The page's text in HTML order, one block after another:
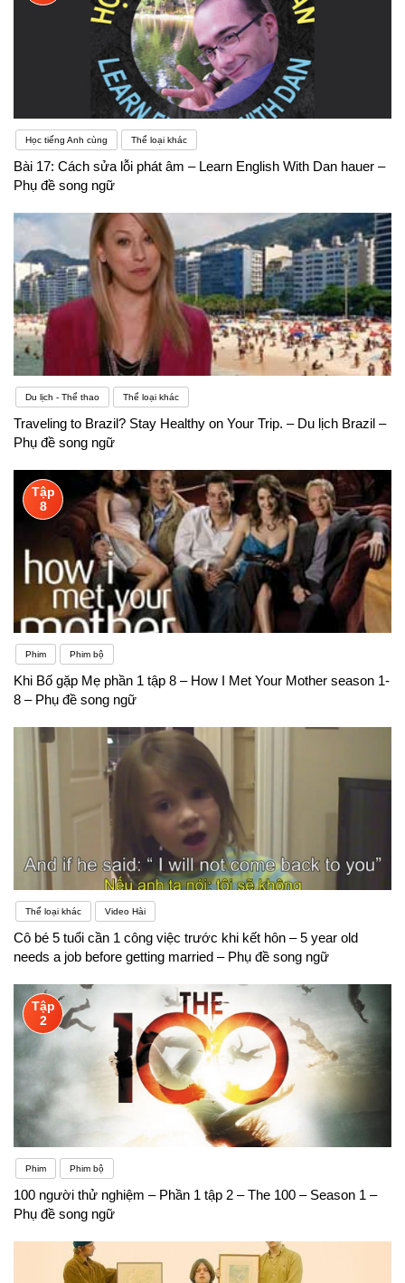
Học tiếng Anh cùng Thể loại khác
Bài 17: Cách sửa lỗi phát âm – Learn English With Dan hauer –
Phụ đề song ngữ
Du lịch - Thể thao Thể loại khác
Traveling to Brazil? Stay Healthy on Your Trip. – Du lịch Brazil –
Phụ đề song ngữ
Tập
8
Phim Phim bộ
Khi Bố gặp Mẹ phần 1 tập 8 – How I Met Your Mother season 1-
8 – Phụ đề song ngữ
Thể loại khác Video Hài
Cô bé 5 tuổi cần 1 công việc trước khi kết hôn – 5 year old
needs a job before getting married – Phụ đề song ngữ
Tập
2
Phim Phim bộ
100 người thử nghiệm – Phần 1 tập 2 – The 100 – Season 1 –
Phụ đề song ngữ